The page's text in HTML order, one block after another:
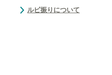
ルビ振りについて